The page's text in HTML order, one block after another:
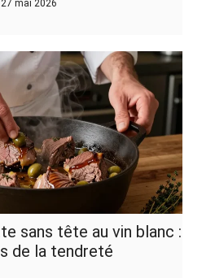
27 mai 2026
sans tête au vin blanc :
de la tendreté